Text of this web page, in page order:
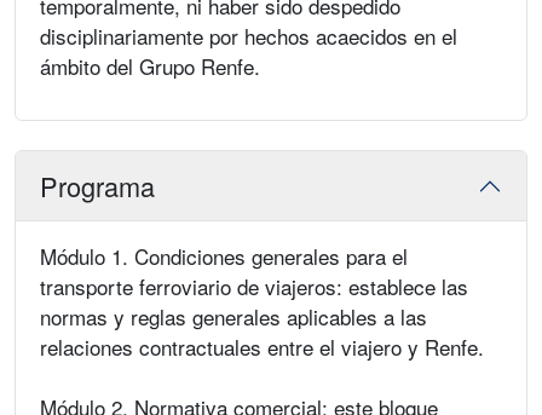
disciplinariamente por hechos acaecidos en el
ámbito del Grupo Renfe.
Programa
Módulo 1. Condiciones generales para el
transporte ferroviario de viajeros: establece las
normas y reglas generales aplicables a las
relaciones contractuales entre el viajero y Renfe.
Módulo 2. Normativa comercial: este bloque